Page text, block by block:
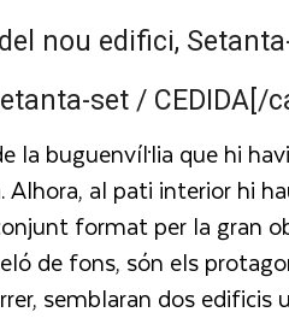
set / CEDIDA[/
la buguenvíl·lia que hi
al pati interior hi
format per la gran
de fons, són els
semblaran dos edificis